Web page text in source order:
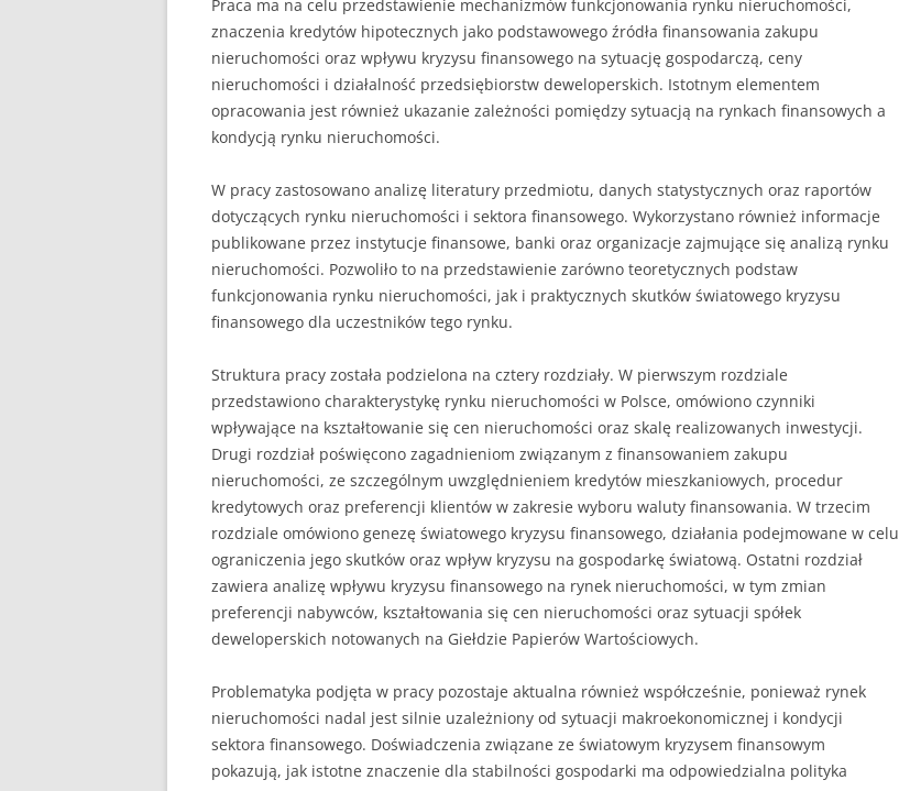
Praca ma na celu przedstawienie mechanizmów funkcjonowania rynku nieruchomości,
znaczenia kredytów hipotecznych jako podstawowego źródła finansowania zakupu
nieruchomości oraz wpływu kryzysu finansowego na sytuację gospodarczą, ceny
nieruchomości i działalność przedsiębiorstw deweloperskich. Istotnym elementem
opracowania jest również ukazanie zależności pomiędzy sytuacją na rynkach finansowych a
kondycją rynku nieruchomości.
W pracy zastosowano analizę literatury przedmiotu, danych statystycznych oraz raportów
dotyczących rynku nieruchomości i sektora finansowego. Wykorzystano również informacje
publikowane przez instytucje finansowe, banki oraz organizacje zajmujące się analizą rynku
nieruchomości. Pozwoliło to na przedstawienie zarówno teoretycznych podstaw
funkcjonowania rynku nieruchomości, jak i praktycznych skutków światowego kryzysu
finansowego dla uczestników tego rynku.
Struktura pracy została podzielona na cztery rozdziały. W pierwszym rozdziale
przedstawiono charakterystykę rynku nieruchomości w Polsce, omówiono czynniki
wpływające na kształtowanie się cen nieruchomości oraz skalę realizowanych inwestycji.
Drugi rozdział poświęcono zagadnieniom związanym z finansowaniem zakupu
nieruchomości, ze szczególnym uwzględnieniem kredytów mieszkaniowych, procedur
kredytowych oraz preferencji klientów w zakresie wyboru waluty finansowania. W trzecim
rozdziale omówiono genezę światowego kryzysu finansowego, działania podejmowane w celu
ograniczenia jego skutków oraz wpływ kryzysu na gospodarkę światową. Ostatni rozdział
zawiera analizę wpływu kryzysu finansowego na rynek nieruchomości, w tym zmian
preferencji nabywców, kształtowania się cen nieruchomości oraz sytuacji spółek
deweloperskich notowanych na Giełdzie Papierów Wartościowych.
Problematyka podjęta w pracy pozostaje aktualna również współcześnie, ponieważ rynek
nieruchomości nadal jest silnie uzależniony od sytuacji makroekonomicznej i kondycji
sektora finansowego. Doświadczenia związane ze światowym kryzysem finansowym
pokazują, jak istotne znaczenie dla stabilności gospodarki ma odpowiedzialna polityka